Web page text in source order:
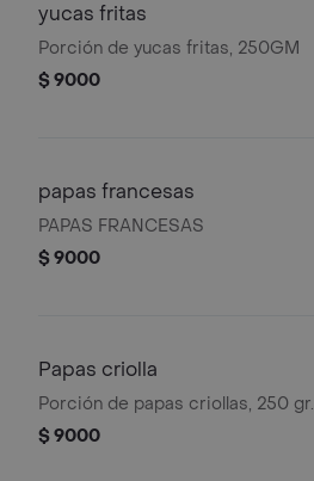
yucas fritas
Porción de yucas fritas, 250GM
$ 9000
papas francesas
PAPAS FRANCESAS
$ 9000
Papas criolla
Porción de papas criollas, 250 gr.
$ 9000